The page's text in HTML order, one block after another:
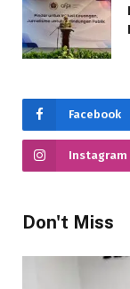
Facebook
Instagram
Don't Miss